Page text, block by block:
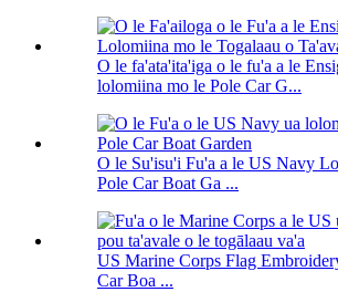
O le fa'ata'ita'iga o le fu'a a le
lolomiina mo le Pole Car G...
O le Su'isu'i Fu'a a le US Navy
Pole Car Boat Ga ...
US Marine Corps Flag
Car Boa ...